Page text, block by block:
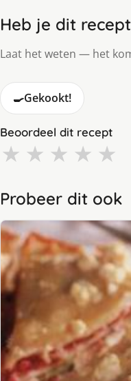
Heb je dit
Laat het weten — het
🍳Gekookt!
Beoordeel dit recept
★ ★ ★ ★ ★
Probeer dit ook